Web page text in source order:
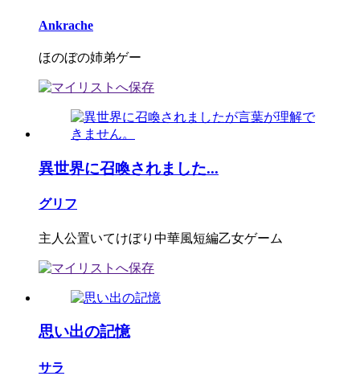
Ankrache
ほのぼの姉弟ゲー
異世界に召喚されました...
グリフ
主人公置いてけぼり中華風短編乙女ゲーム
思い出の記憶
サラ